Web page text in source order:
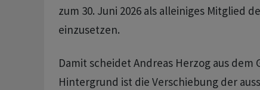
zum 30. Juni 2026 als alleiniges Mitglied
einzusetzen.
Damit scheidet Andreas Herzog aus dem
Hintergrund ist die Verschiebung der